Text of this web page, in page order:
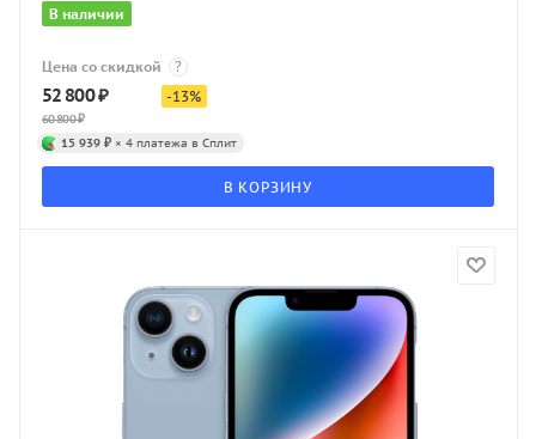
В наличии
Цена со скидкой ?
52 800₽
60 800₽
-13%
15 939 ₽ × 4 платежа в Сплит
В КОРЗИНУ